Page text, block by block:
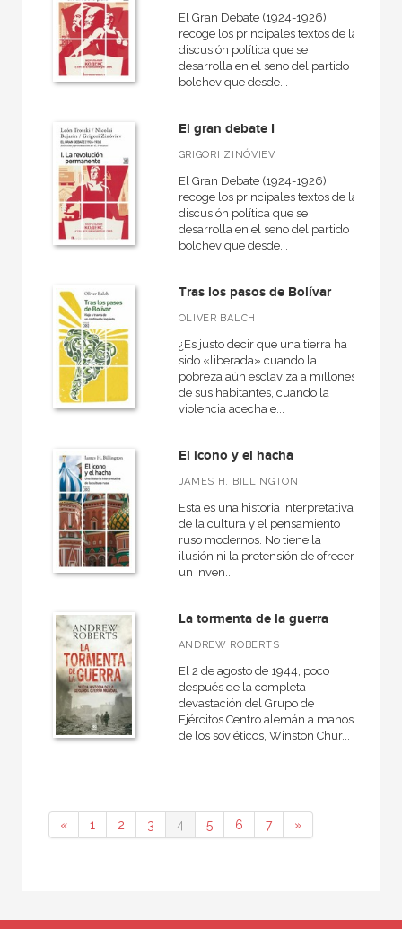
El Gran Debate (1924-1926)
recoge los principales textos de la
discusión política que se
desarrolla en el seno del partido
bolchevique desde...
El gran debate I
GRIGORI ZINÓVIEV
El Gran Debate (1924-1926)
recoge los principales textos de la
discusión política que se
desarrolla en el seno del partido
bolchevique desde...
Tras los pasos de Bolívar
OLIVER BALCH
¿Es justo decir que una tierra ha
sido «liberada» cuando la
pobreza aún esclaviza a millones
de sus habitantes, cuando la
violencia acecha e...
El icono y el hacha
JAMES H. BILLINGTON
Esta es una historia interpretativa
de la cultura y el pensamiento
ruso modernos. No tiene la
ilusión ni la pretensión de ofrecer
un inven...
La tormenta de la guerra
ANDREW ROBERTS
El 2 de agosto de 1944, poco
después de la completa
devastación del Grupo de
Ejércitos Centro alemán a manos
de los soviéticos, Winston Chur...
« 1 2 3 4 5 6 7 »